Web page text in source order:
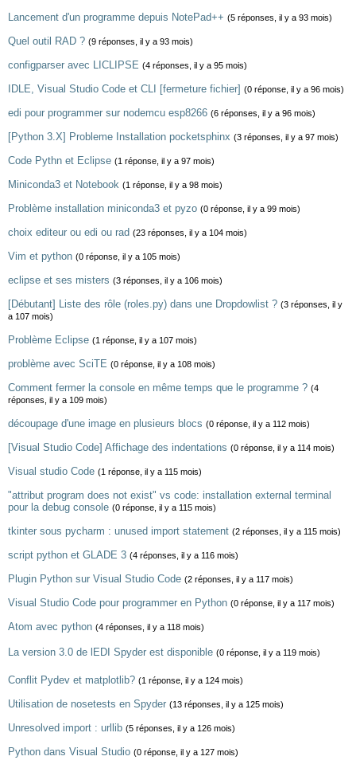
Lancement d'un programme depuis NotePad++ (5 réponses, il y a 93 mois)
Quel outil RAD ? (9 réponses, il y a 93 mois)
configparser avec LICLIPSE (4 réponses, il y a 95 mois)
IDLE, Visual Studio Code et CLI [fermeture fichier] (0 réponse, il y a 96 mois)
edi pour programmer sur nodemcu esp8266 (6 réponses, il y a 96 mois)
[Python 3.X] Probleme Installation pocketsphinx (3 réponses, il y a 97 mois)
Code Pythn et Eclipse (1 réponse, il y a 97 mois)
Miniconda3 et Notebook (1 réponse, il y a 98 mois)
Problème installation miniconda3 et pyzo (0 réponse, il y a 99 mois)
choix editeur ou edi ou rad (23 réponses, il y a 104 mois)
Vim et python (0 réponse, il y a 105 mois)
eclipse et ses misters (3 réponses, il y a 106 mois)
[Débutant] Liste des rôle (roles.py) dans une Dropdowlist ? (3 réponses, il y
a 107 mois)
Problème Eclipse (1 réponse, il y a 107 mois)
problème avec SciTE (0 réponse, il y a 108 mois)
Comment fermer la console en même temps que le programme ? (4
réponses, il y a 109 mois)
découpage d'une image en plusieurs blocs (0 réponse, il y a 112 mois)
[Visual Studio Code] Affichage des indentations (0 réponse, il y a 114 mois)
Visual studio Code (1 réponse, il y a 115 mois)
"attribut program does not exist" vs code: installation external terminal
pour la debug console (0 réponse, il y a 115 mois)
tkinter sous pycharm : unused import statement (2 réponses, il y a 115 mois)
script python et GLADE 3 (4 réponses, il y a 116 mois)
Plugin Python sur Visual Studio Code (2 réponses, il y a 117 mois)
Visual Studio Code pour programmer en Python (0 réponse, il y a 117 mois)
Atom avec python (4 réponses, il y a 118 mois)
La version 3.0 de lEDI Spyder est disponible (0 réponse, il y a 119 mois)
Conflit Pydev et matplotlib? (1 réponse, il y a 124 mois)
Utilisation de nosetests en Spyder (13 réponses, il y a 125 mois)
Unresolved import : urllib (5 réponses, il y a 126 mois)
Python dans Visual Studio (0 réponse, il y a 127 mois)